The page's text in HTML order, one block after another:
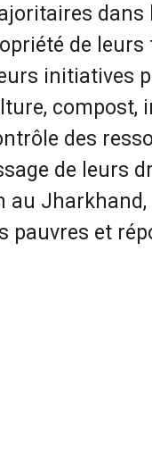
dans
de leurs
initiatives
compost,
des
de leurs
au
pauvres et